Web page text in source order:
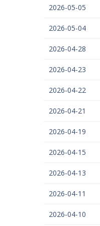
2026-05-05
2026-05-04
2026-04-28
2026-04-23
2026-04-22
2026-04-21
2026-04-19
2026-04-15
2026-04-13
2026-04-11
2026-04-10